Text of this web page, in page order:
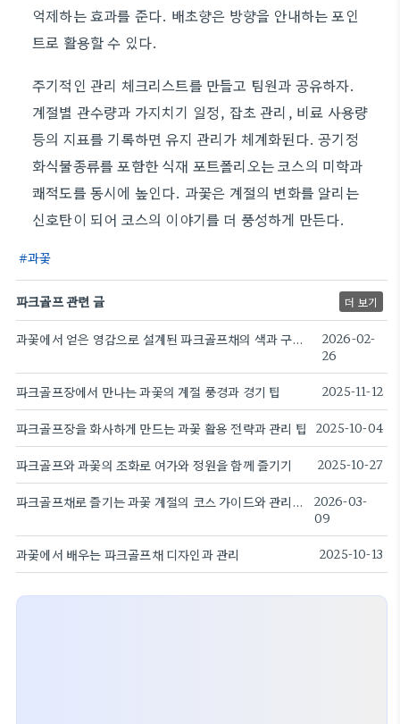
억제하는 효과를 준다. 배초향은 방향을 안내하는 포인
트로 활용할 수 있다.
주기적인 관리 체크리스트를 만들고 팀원과 공유하자.
계절별 관수량과 가지치기 일정, 잡초 관리, 비료 사용량
등의 지표를 기록하면 유지 관리가 체계화된다. 공기정
화식물종류를 포함한 식재 포트폴리오는 코스의 미학과
쾌적도를 동시에 높인다. 과꽃은 계절의 변화를 알리는
신호탄이 되어 코스의 이야기를 더 풍성하게 만든다.
과꽃
파크골프 관련 글 더 보기
과꽃에서 얻은 영감으로 설계된 파크골프채의 색과 구조의 조합.
2026-02-
26
파크골프장에서 만나는 과꽃의 계절 풍경과 경기 팁 2025-11-12
파크골프장을 화사하게 만드는 과꽃 활용 전략과 관리 팁 2025-10-04
파크골프와 과꽃의 조화로 여가와 정원을 함께 즐기기 2025-10-27
파크골프채로 즐기는 과꽃 계절의 코스 가이드와 관리 팁
2026-03-
09
과꽃에서 배우는 파크골프채 디자인과 관리 2025-10-13